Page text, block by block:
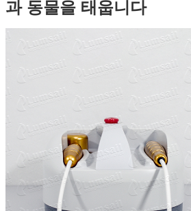
과 동물을 태웁니다